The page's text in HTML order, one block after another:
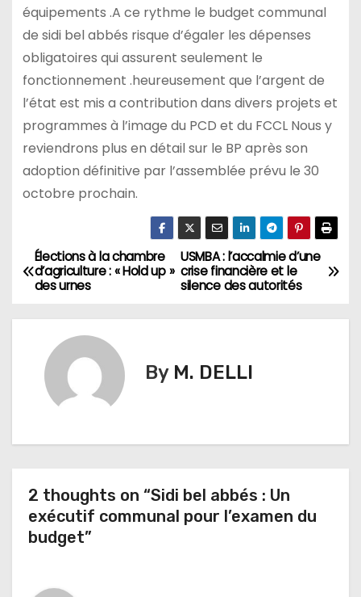
équipements .A ce rythme le budget communal
de sidi bel abbés risque d’égaler les dépenses
obligatoires qui assurent seulement le
fonctionnement .heureusement que l’argent de
l’état est mis a contribution dans divers projets et
programmes à l’image du PCD et du FCCL Nous y
reviendrons plus en détail sur le BP après son
adoption définitive par l’assemblée prévu le 30
octobre prochain.
N
o
USMBA : l’accalmie d’une
crise financière et le
silence des autorités
Élections à la chambre
d’agriculture : « Hold up »
des urnes
By M. DELLI
2 thoughts on “Sidi bel abbés : Un
exécutif communal pour l’examen du
budget”